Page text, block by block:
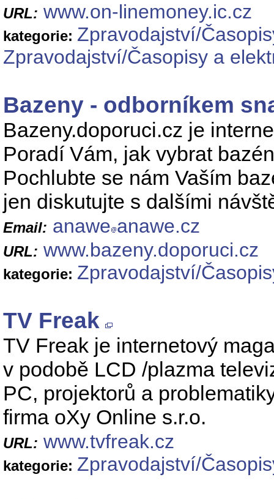
URL: www.on-linemoney.ic.cz
kategorie: Zpravodajství/
Zpravodajství/Časopisy a
Bazeny - odborníkem
Bazeny.doporuci.cz je
Poradí Vám, jak vybrat
Pochlubte se nám Vaším
jen diskutujte s dalšími
Email: anawe anawe.cz
URL: www.bazeny.doporuci.cz
kategorie: Zpravodajství/
TV Freak
TV Freak je internetový
v podobě LCD /plazma
PC, projektorů a
firma oXy Online s.r.o.
URL: www.tvfreak.cz
kategorie: Zpravodajství/